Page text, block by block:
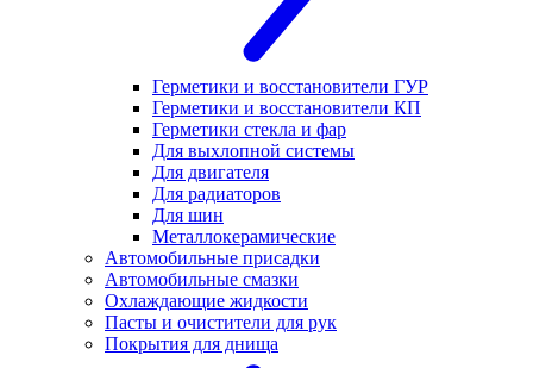
Герметики и восстановители ГУР
Герметики и восстановители КП
Герметики стекла и фар
Для выхлопной системы
Для двигателя
Для радиаторов
Для шин
Металлокерамические
Автомобильные присадки
Автомобильные смазки
Охлаждающие жидкости
Пасты и очистители для рук
Покрытия для днища